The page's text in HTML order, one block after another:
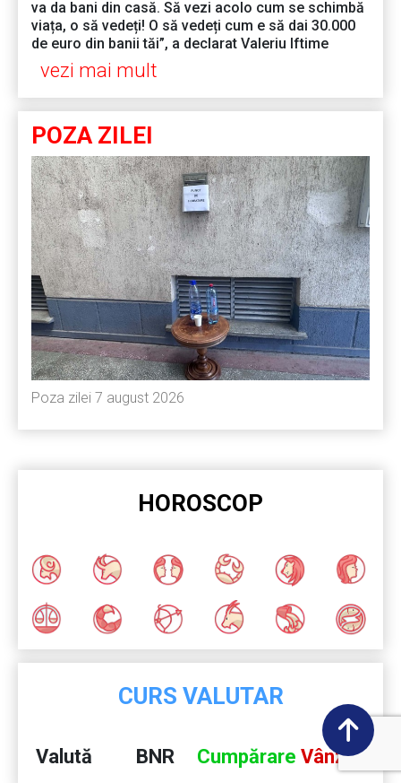
va da bani din casă. Să vezi acolo cum se schimbă
viața, o să vedeți! O să vedeți cum e să dai 30.000
de euro din banii tăi”, a declarat Valeriu Iftime
vezi mai mult
POZA ZILEI
Poza zilei 7 august 2026
HOROSCOP
CURS VALUTAR
Valută BNR Cumpărare Vânzare